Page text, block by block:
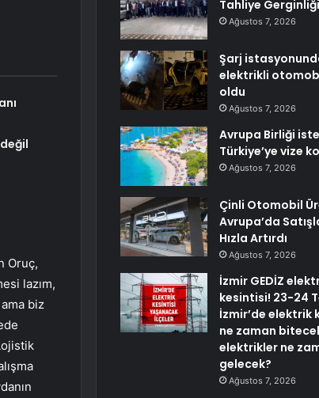
Oruç,
lazım,
biz
Tahliye Gerginliği
Ağustos 7, 2026
Şarj
elektrikli
oldu
Ağustos 7, 2026
Avrupa Birliği
Türkiye’ye vize
Ağustos 7, 2026
Çinli Otomobil
Avrupa’da
Hızla Artırdı
Ağustos 7, 2026
İzmir GEDİZ
kesintisi! 23-24
İzmir’de elektrik
ne zaman
elektrikler ne
gelecek?
Ağustos 7, 2026